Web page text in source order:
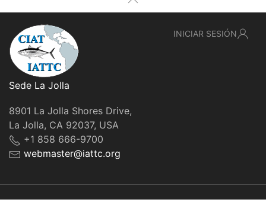
Sede La Jolla
8901 La Jolla Shores Drive,
La Jolla, CA 92037, USA
+1 858 666-9700
webmaster@iattc.org
INICIAR SESIÓN
© IATTC, 2022-2026